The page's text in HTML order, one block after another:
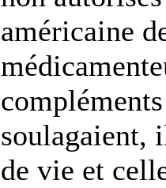
américaine
soulagaient,
de vie et